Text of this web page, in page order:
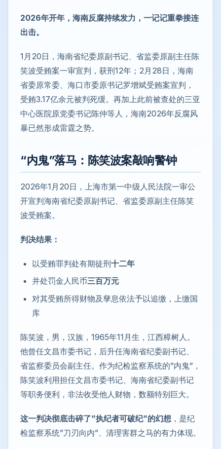
2026年开年，海南反腐持续发力，一记记重拳接连
出击。
1月20日，海南省纪委原副书记、省监委原副主任陈
笑波受贿案一审宣判，获刑12年；2月28日，海南
省委原常委、海口市委原书记罗增斌受贿案宣判，
受贿3.17亿余元被判死缓。再加上此前被查处的三亚
中心医院原党委书记陈仲等人，海南2026年反腐风
暴已然形成雷霆之势。
“内鬼”落马：陈笑波案敲响警钟
2026年1月20日，上海市第一中级人民法院一审公
开宣判海南省纪委原副书记、省监委原副主任陈笑
波受贿案。
判决结果：
以受贿罪判处有期徒刑十二年
并处罚金人民币三百万元
对其受贿所得财物及孳息依法予以追缴，上缴国
库
陈笑波，男，汉族，1965年11月生，江西樟树人。
他曾任文昌市委书记，后升任海南省纪委副书记、
省监察委员会副主任。作为纪检监察系统的”内鬼”，
陈笑波利用担任文昌市委书记、海南省纪委副书记
等职务便利，非法收受他人财物，数额特别巨大。
这一判决彻底击碎了”执纪者可破纪”的幻想 ，是纪
检监察系统”刀刃向内”、清理害群之马的有力体现。